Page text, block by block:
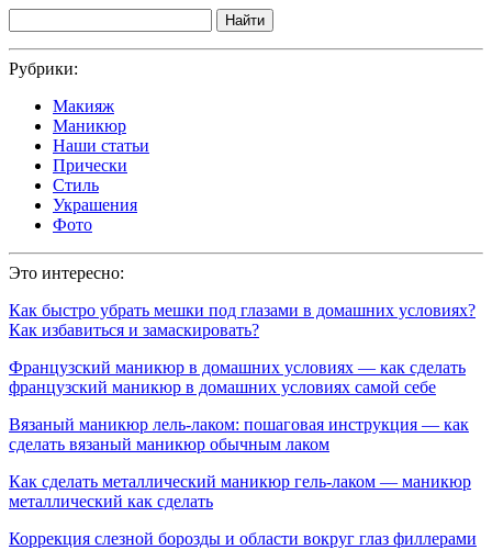
Найти
Рубрики:
Макияж
Маникюр
Наши статьи
Прически
Стиль
Украшения
Фото
Это интересно:
Как быстро убрать мешки под глазами в домашних условиях?
Как избавиться и замаскировать?
Французский маникюр в домашних условиях — как сделать
французский маникюр в домашних условиях самой себе
Вязаный маникюр лель-лаком: пошаговая инструкция — как
сделать вязаный маникюр обычным лаком
Как сделать металлический маникюр гель-лаком — маникюр
металлический как сделать
Коррекция слезной борозды и области вокруг глаз филлерами